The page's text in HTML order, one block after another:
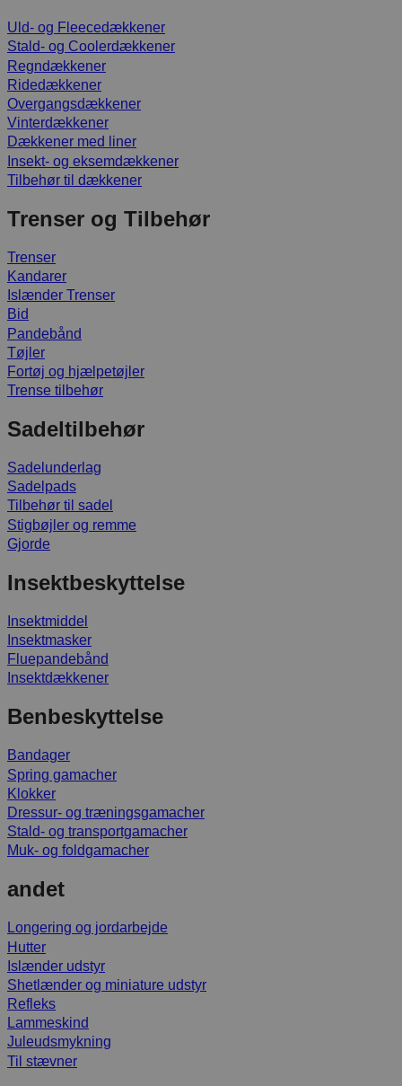
Uld- og Fleecedækkener
Stald- og Coolerdækkener
Regndækkener
Ridedækkener
Overgangsdækkener
Vinterdækkener
Dækkener med liner
Insekt- og eksemdækkener
Tilbehør til dækkener
Trenser og Tilbehør
Trenser
Kandarer
Islænder Trenser
Bid
Pandebånd
Tøjler
Fortøj og hjælpetøjler
Trense tilbehør
Sadeltilbehør
Sadelunderlag
Sadelpads
Tilbehør til sadel
Stigbøjler og remme
Gjorde
Insektbeskyttelse
Insektmiddel
Insektmasker
Fluepandebånd
Insektdækkener
Benbeskyttelse
Bandager
Spring gamacher
Klokker
Dressur- og træningsgamacher
Stald- og transportgamacher
Muk- og foldgamacher
andet
Longering og jordarbejde
Hutter
Islænder udstyr
Shetlænder og miniature udstyr
Refleks
Lammeskind
Juleudsmykning
Til stævner